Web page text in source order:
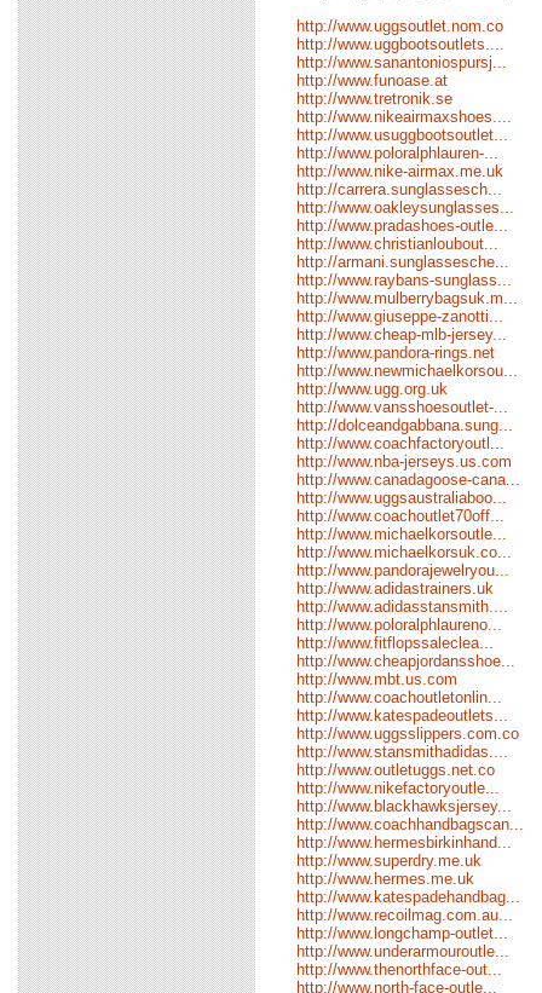
http://www.uggsoutlet.nom.co
http://www.uggbootsoutlets....
http://www.sanantoniospursj...
http://www.funoase.at
http://www.tretronik.se
http://www.nikeairmaxshoes....
http://www.usuggbootsoutlet...
http://www.poloralphlauren-...
http://www.nike-airmax.me.uk
http://carrera.sunglassesch...
http://www.oakleysunglasses...
http://www.pradashoes-outle...
http://www.christianloubout...
http://armani.sunglassesche...
http://www.raybans-sunglass...
http://www.mulberrybagsuk.m...
http://www.giuseppe-zanotti...
http://www.cheap-mlb-jersey...
http://www.pandora-rings.net
http://www.newmichaelkorsou...
http://www.ugg.org.uk
http://www.vansshoesoutlet-...
http://dolceandgabbana.sung...
http://www.coachfactoryoutl...
http://www.nba-jerseys.us.com
http://www.canadagoose-cana...
http://www.uggsaustraliaboo...
http://www.coachoutlet70off...
http://www.michaelkorsoutle...
http://www.michaelkorsuk.co...
http://www.pandorajewelryou...
http://www.adidastrainers.uk
http://www.adidasstansmith....
http://www.poloralphlaureno...
http://www.fitflopssaleclea...
http://www.cheapjordansshoe...
http://www.mbt.us.com
http://www.coachoutletonlin...
http://www.katespadeoutlets...
http://www.uggsslippers.com.co
http://www.stansmithadidas....
http://www.outletuggs.net.co
http://www.nikefactoryoutle...
http://www.blackhawksjersey...
http://www.coachhandbagscan...
http://www.hermesbirkinhand...
http://www.superdry.me.uk
http://www.hermes.me.uk
http://www.katespadehandbag...
http://www.recoilmag.com.au...
http://www.longchamp-outlet...
http://www.underarmouroutle...
http://www.thenorthface-out...
http://www.north-face-outle...